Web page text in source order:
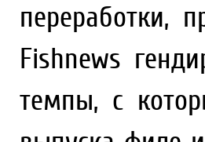
переработки,
Fishnews
темпы, с